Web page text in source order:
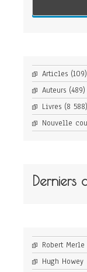
Articles (109)
Auteurs (489)
Livres (8 588)
Nouvelle
Derniers
Robert Merle
Hugh Howey